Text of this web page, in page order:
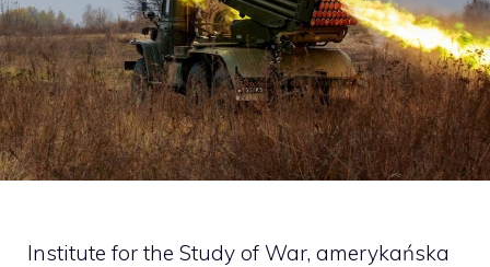
Institute for the Study of War, amerykańska